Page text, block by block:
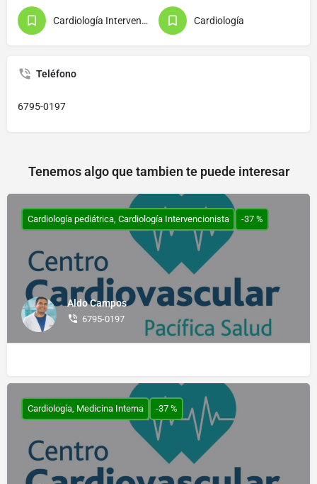
Cardiología Intervencionista Cardiología
Teléfono
6795-0197
Tenemos algo que tambien te puede interesar
Aldo Campos
6795-0197
Cardiología pediátrica, Cardiología Intervencionista -37 %
Cardiología, Medicina Interna -37 %